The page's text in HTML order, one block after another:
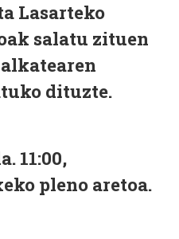
Lasarteko
salatu zituen
dituzte.
11:00,
pleno aretoa.